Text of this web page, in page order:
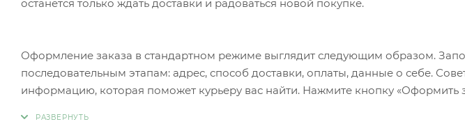
останется только ждать доставки и радоваться новой покупке.
Оформление заказа в стандартном режиме выглядит следующим образом.
последовательным этапам: адрес, способ доставки, оплаты, данные о себе.
информацию, которая поможет курьеру вас найти. Нажмите кнопку «Оформить